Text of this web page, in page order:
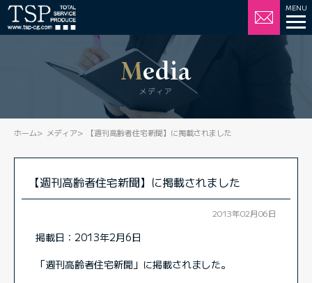
Media
メディア
ホーム メディア 【週刊高齢者住宅新聞】に掲載されました
【週刊高齢者住宅新聞】に掲載されました
2013年02月06日
掲載日：2013年2月6日
「週刊高齢者住宅新聞」に掲載されました。